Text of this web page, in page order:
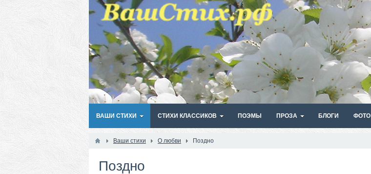
ВАШИ СТИХИ СТИХИ КЛАССИКОВ ПОЭМЫ ПРОЗА БЛОГИ ФОТО
Ваши стихи О любви Поздно
Поздно